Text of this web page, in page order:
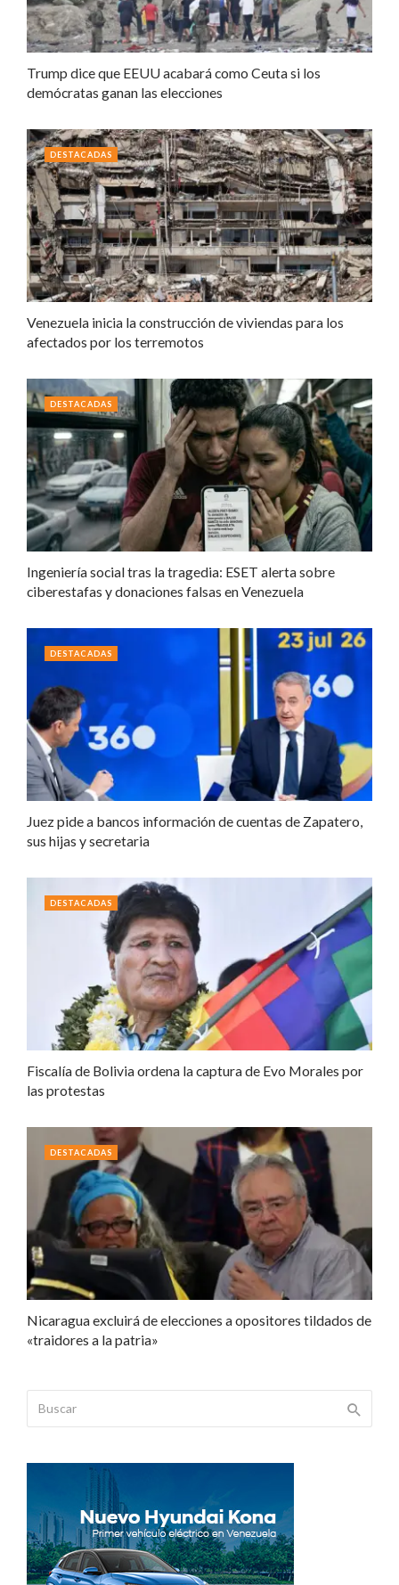
Trump dice que EEUU acabará como Ceuta si los
demócratas ganan las elecciones
Venezuela inicia la construcción de viviendas para los
afectados por los terremotos
DESTACADAS
Ingeniería social tras la tragedia: ESET alerta sobre
ciberestafas y donaciones falsas en Venezuela
DESTACADAS
Juez pide a bancos información de cuentas de Zapatero,
sus hijas y secretaria
DESTACADAS
Fiscalía de Bolivia ordena la captura de Evo Morales por
las protestas
DESTACADAS
Nicaragua excluirá de elecciones a opositores tildados de
«traidores a la patria»
DESTACADAS